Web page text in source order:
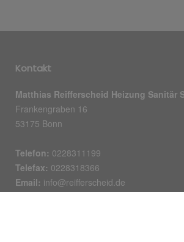
Kontakt
Matthias Reifferscheid Heizung Sanitär
Frankengraben 16
53175 Bonn
Telefon: 0228311199
Telefax: 0228318366
Email: info@reifferscheid.de